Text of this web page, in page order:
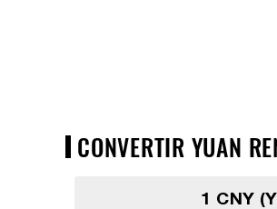
CONVERTIR YUAN
1 CNY